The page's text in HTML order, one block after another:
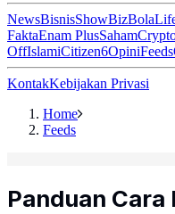
NewsBisnisShowBizBola
FaktaEnam PlusSaham
OffIslamiCitizen6OpiniFeeds
KontakKebijakan Privasi
Home
Feeds
Panduan Cara